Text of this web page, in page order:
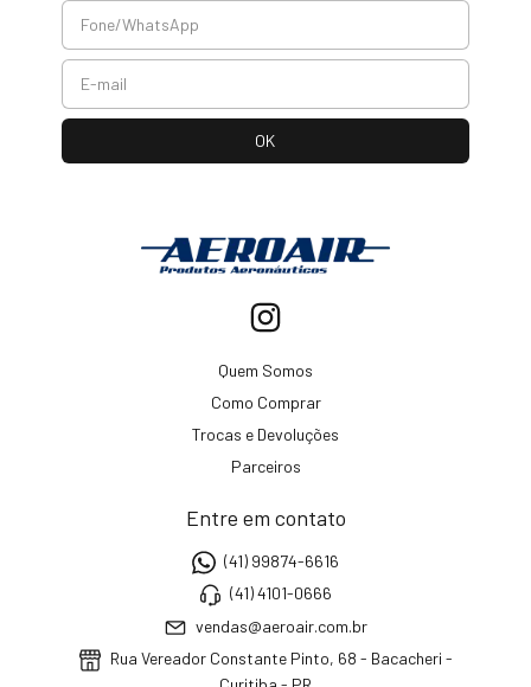
Quem Somos
Como Comprar
Trocas e Devoluções
Parceiros
Entre em contato
(41) 99874-6616
(41) 4101-0666
vendas@aeroair.com.br
Rua Vereador Constante Pinto, 68 - Bacacheri -